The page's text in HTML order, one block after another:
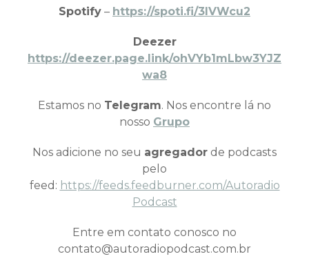
Spotify – https://spoti.fi/3IVWcu2
Deezer
https://deezer.page.link/ohVYb1mLbw3YJZ
wa8
Estamos no Telegram. Nos encontre lá no
nosso Grupo
Nos adicione no seu agregador de podcasts
pelo
feed: https://feeds.feedburner.com/Autoradio
Podcast
Entre em contato conosco no
contato@autoradiopodcast.com.br